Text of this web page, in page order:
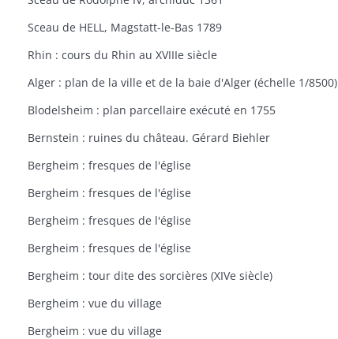
Sceau de HELL, Magstatt-le-Bas 1789
Rhin : cours du Rhin au XVIIIe siècle
Alger : plan de la ville et de la baie d'Alger (échelle 1/8500)
Blodelsheim : plan parcellaire exécuté en 1755
Bernstein : ruines du château. Gérard Biehler
Bergheim : fresques de l'église
Bergheim : fresques de l'église
Bergheim : fresques de l'église
Bergheim : fresques de l'église
Bergheim : tour dite des sorcières (XIVe siècle)
Bergheim : vue du village
Bergheim : vue du village